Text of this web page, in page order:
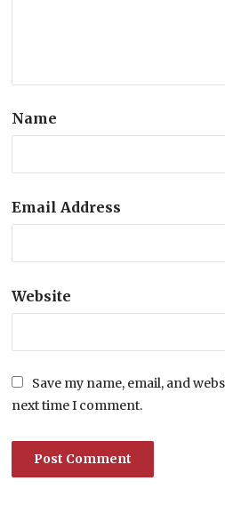
Name
Email Address
Website
Save my name, email, and
next time I comment.